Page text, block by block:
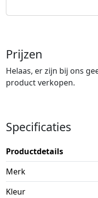
Prijzen
Helaas, er zijn bij ons
product verkopen.
Specificaties
Productdetails
Merk
Kleur